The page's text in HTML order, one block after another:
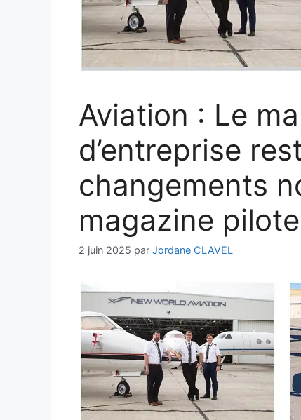
Aviation : Le
d’entreprise
changements
magazine
2 juin 2025 par Jordane CLAVEL